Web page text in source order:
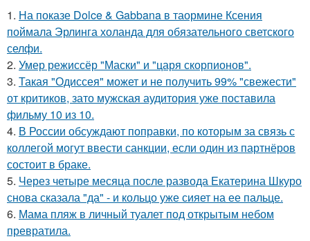
1. На показе Dolce & Gabbana в таормине Ксения
поймала Эрлинга холанда для обязательного светского
селфи.
2. Умер режиссёр "Маски" и "царя скорпионов".
3. Такая "Одиссея" может и не получить 99% "свежести"
от критиков, зато мужская аудитория уже поставила
фильму 10 из 10.
4. В России обсуждают поправки, по которым за связь с
коллегой могут ввести санкции, если один из партнёров
состоит в браке.
5. Через четыре месяца после развода Екатерина Шкуро
снова сказала "да" - и кольцо уже сияет на ее пальце.
6. Мама пляж в личный туалет под открытым небом
превратила.